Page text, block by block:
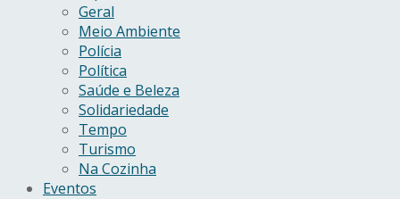
Geral
Meio Ambiente
Polícia
Política
Saúde e Beleza
Solidariedade
Tempo
Turismo
Na Cozinha
Eventos